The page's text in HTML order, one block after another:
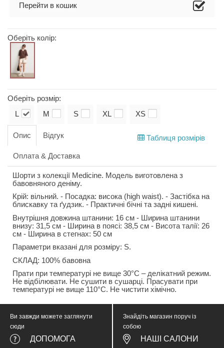
Перейти в кошик
Оберіть колір:
Оберіть розмір:
L M S XL XS
Таблиця розмірів
Опис Відгук
Оплата & Доставка
Шорти з колекції Medicine. Модель виготовлена з
бавовняного деніму.
Крій: вільний. - Посадка: висока (high waist). - Застібка на
блискавку та ґудзик. - Практичні бічні та задні кишені.
Внутрішня довжина штанини: 16 см - Ширина штанини
внизу: 31,5 см - Ширина в поясі: 38,5 см - Висота талії: 26
см - Ширина в стегнах: 50 см
Параметри вказані для розміру: S.
СКЛАД: 100% бавовна
Прати при температурі не вище 30°C – делікатний режим.
Не відбілювати. Не сушити в сушарці. Прасувати при
температурі не вище 110°C. Не чистити хімічно.
Ви завжди можете заглянути
сюди
ДОПОМОГА
Знайдіть магазин поруч із
собою
НАШІ САЛОНИ